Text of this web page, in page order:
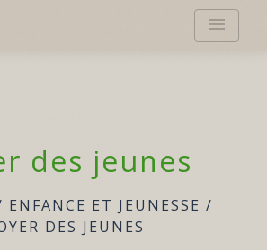
menu
des jeunes
ENFANCE ET JEUNESSE /
DES JEUNES